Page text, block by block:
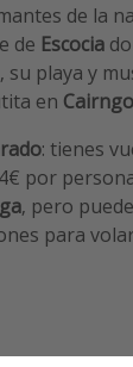
de la
de Escocia
playa y
en
: tienes
por
, pero
para